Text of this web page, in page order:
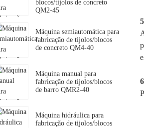
blocos/tijolos de concreto
QM2-45
Máquina semiautomática para
fabricação de tijolos/blocos
de concreto QM4-40
Máquina manual para
fabricação de tijolos/blocos
de barro QMR2-40
Máquina hidráulica para
fabricação de tijolos/blocos